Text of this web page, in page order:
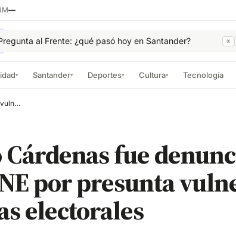
—
al Frente: ¿qué pasó hoy en Santander? ⌘
▾ Santander▾ Deportes▾ Cultura▾ Tecnología
Mauricio Cárdenas fue denunciado ante el CNE por presunta vulneración de normas electorales
fue
por presunta
electorales